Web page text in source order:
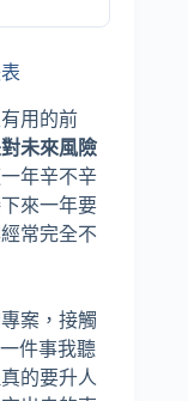
用的前
未來風險
年辛不辛
來一年要
常完全不
案，接觸
件事我聽
的要升人